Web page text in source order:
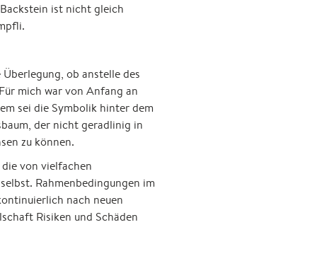
ist nicht gleich
ob anstelle des
mich war von Anfang an
sei die Symbolik hinter dem
der nicht geradlinig in
zu können.
von vielfachen
Rahmenbedingungen im
nach neuen
Risiken und Schäden